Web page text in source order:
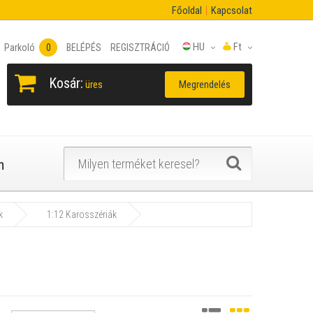
Főoldal Kapcsolat
Ft
HU
Parkoló 0 BELÉPÉS REGISZTRÁCIÓ
Kosár: üres Megrendelés
1:12 Karosszériák